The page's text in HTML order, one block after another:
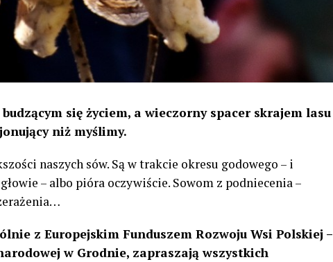
się życiem, a wieczorny spacer skrajem lasu
niż myślimy.
naszych sów. Są w trakcie okresu godowego – i
– albo pióra oczywiście. Sowom z podniecenia –
z Europejskim Funduszem Rozwoju Wsi Polskiej –
w Grodnie, zapraszają wszystkich